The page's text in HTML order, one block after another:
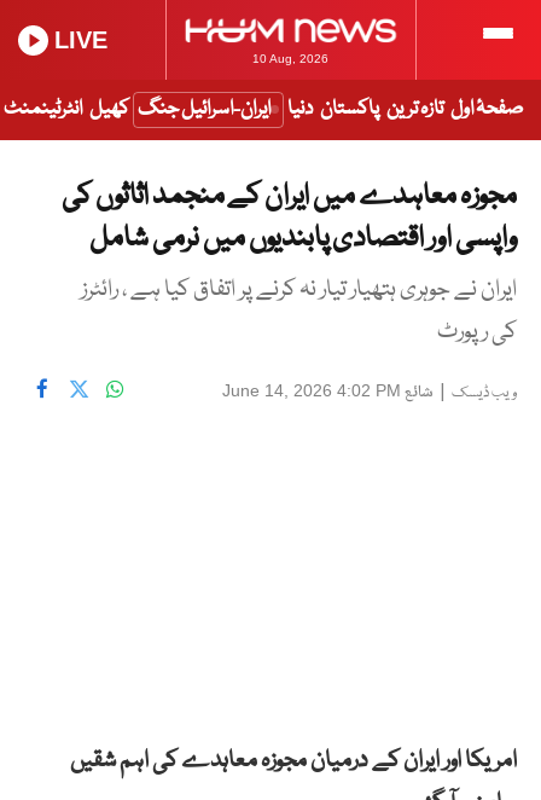
10 Aug, 2026
LIVE
صفحۂ اول تازہ ترین پاکستان دنیا ایران-اسرائیل جنگ کھیل انٹرٹینمنٹ
مجوزہ معاہدے میں ایران کے منجمد اثاثوں کی
واپسی اور اقتصادی پابندیوں میں نرمی شامل
ایران نے جوہری ہتھیار تیار نہ کرنے پر اتفاق کیا ہے ، رائٹرز
کی رپورٹ
ویب ڈیسک | شائع June 14, 2026 4:02 PM
امریکا اور ایران کے درمیان مجوزہ معاہدے کی اہم شقیں